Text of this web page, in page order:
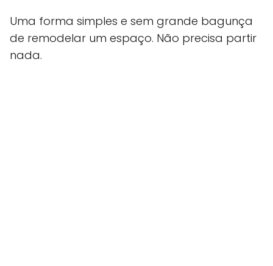
Uma forma simples e sem grande bagunça
de remodelar um espaço. Não precisa partir
nada.